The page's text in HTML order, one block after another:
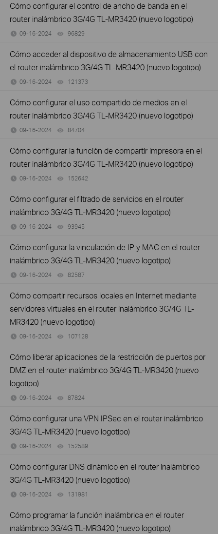
Cómo configurar el control de ancho de banda en el
router inalámbrico 3G/4G TL-MR3420 (nuevo logotipo)
09-16-2024 96829
Cómo acceder al dispositivo de almacenamiento USB con
el router inalámbrico 3G/4G TL-MR3420 (nuevo logotipo)
09-16-2024 121373
Cómo configurar el uso compartido de medios en el
router inalámbrico 3G/4G TL-MR3420 (nuevo logotipo)
09-16-2024 84704
Cómo configurar la función de compartir impresora en el
router inalámbrico 3G/4G TL-MR3420 (nuevo logotipo)
09-16-2024 152642
Cómo configurar el filtrado de servicios en el router
inalámbrico 3G/4G TL-MR3420 (nuevo logotipo)
09-16-2024 93945
Cómo configurar la vinculación de IP y MAC en el router
inalámbrico 3G/4G TL-MR3420 (nuevo logotipo)
09-16-2024 82587
Cómo compartir recursos locales en Internet mediante
servidores virtuales en el router inalámbrico 3G/4G TL-
MR3420 (nuevo logotipo)
09-16-2024 107128
Cómo liberar aplicaciones de la restricción de puertos por
DMZ en el router inalámbrico 3G/4G TL-MR3420 (nuevo
logotipo)
09-16-2024 87824
Cómo configurar una VPN IPSec en el router inalámbrico
3G/4G TL-MR3420 (nuevo logotipo)
09-16-2024 152589
Cómo configurar DNS dinámico en el router inalámbrico
3G/4G TL-MR3420 (nuevo logotipo)
09-16-2024 131981
Cómo programar la función inalámbrica en el router
inalámbrico 3G/4G TL-MR3420 (nuevo logotipo)